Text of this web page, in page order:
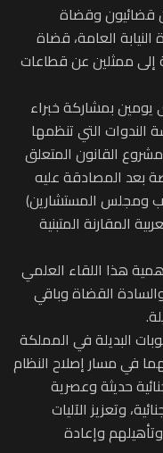
قضائيون وقضاة
العامة، قضاة
إلى ممثلين عن قطاعات
بمشاركة خبراء
التي تنظمها
القانون المتعلق
بعد المصادقة عليه
ومجلس المستشارين)
المقارنة المتبنية
هذا اللقاء العلمي
القضاة وباقي
البديلة في المملكة
في مسار إصلاح النظام
حديثة وعصرية
وتعزيز الآليات
وإعادة